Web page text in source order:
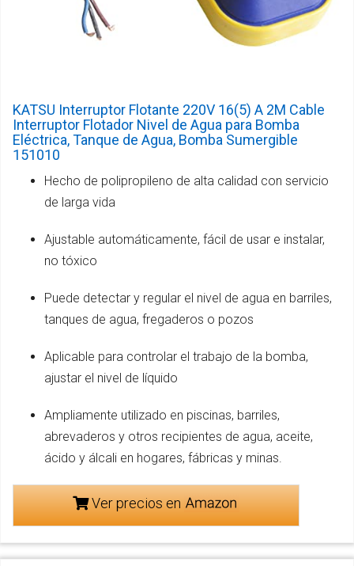
KATSU Interruptor Flotante 220V 16(5) A 2M Cable
Interruptor Flotador Nivel de Agua para Bomba
Eléctrica, Tanque de Agua, Bomba Sumergible
151010
Hecho de polipropileno de alta calidad con servicio
de larga vida
Ajustable automáticamente, fácil de usar e instalar,
no tóxico
Puede detectar y regular el nivel de agua en barriles,
tanques de agua, fregaderos o pozos
Aplicable para controlar el trabajo de la bomba,
ajustar el nivel de líquido
Ampliamente utilizado en piscinas, barriles,
abrevaderos y otros recipientes de agua, aceite,
ácido y álcali en hogares, fábricas y minas.
Ver precios en